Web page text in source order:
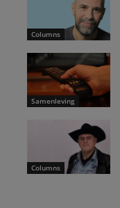
Columns
Samenleving
Columns